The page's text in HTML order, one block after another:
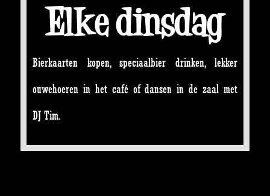
Elke dinsdag
Bierkaarten kopen, speciaalbier drinken, lekker
ouwehoeren in het café of dansen in de zaal met
DJ Tim.